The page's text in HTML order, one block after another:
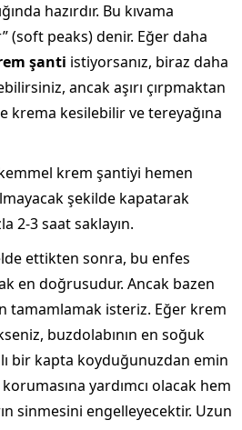
hazırdır. Bu kıvama
(soft peaks) denir. Eğer daha
şanti istiyorsanız, biraz daha
ancak aşırı çırpmaktan
krema kesilebilir ve tereyağına
krem şantiyi hemen
şekilde kapatarak
2-3 saat saklayın.
ettikten sonra, bu enfes
en doğrusudur. Ancak bazen
tamamlamak isteriz. Eğer krem
buzdolabının en soğuk
bir kapta koyduğunuzdan emin
yardımcı olacak hem
sinmesini engelleyecektir. Uzun